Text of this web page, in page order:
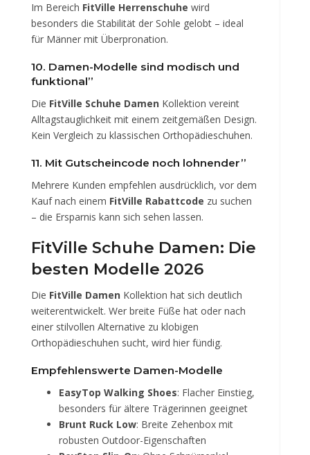
Im Bereich FitVille Herrenschuhe wird
besonders die Stabilität der Sohle gelobt – ideal
für Männer mit Überpronation.
10. Damen-Modelle sind modisch und
funktional”
Die FitVille Schuhe Damen Kollektion vereint
Alltagstauglichkeit mit einem zeitgemäßen Design.
Kein Vergleich zu klassischen Orthopädieschuhen.
11. Mit Gutscheincode noch lohnender”
Mehrere Kunden empfehlen ausdrücklich, vor dem
Kauf nach einem FitVille Rabattcode zu suchen
– die Ersparnis kann sich sehen lassen.
FitVille Schuhe Damen: Die
besten Modelle 2026
Die FitVille Damen Kollektion hat sich deutlich
weiterentwickelt. Wer breite Füße hat oder nach
einer stilvollen Alternative zu klobigen
Orthopädieschuhen sucht, wird hier fündig.
Empfehlenswerte Damen-Modelle
EasyTop Walking Shoes: Flacher Einstieg,
besonders für ältere Trägerinnen geeignet
Brunt Ruck Low: Breite Zehenbox mit
robusten Outdoor-Eigenschaften